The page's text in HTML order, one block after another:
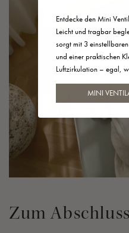
Zum Abschluss
Entdecke den Mini
Leicht und tragbar
sorgt mit 3
und einer praktischen
Luftzirkulation – egal,
MINI